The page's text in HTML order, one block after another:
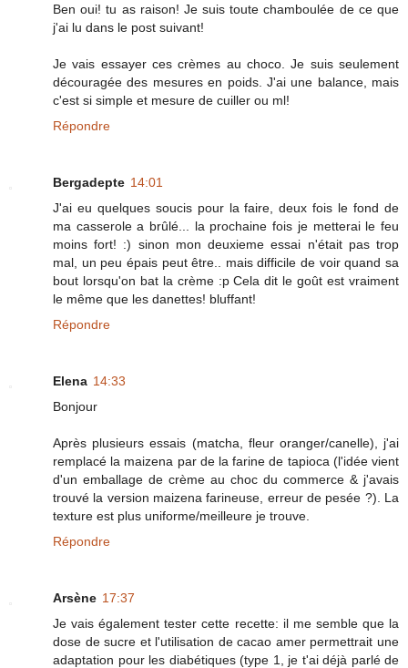
Ben oui! tu as raison! Je suis toute chamboulée de ce que
j'ai lu dans le post suivant!
Je vais essayer ces crèmes au choco. Je suis seulement
découragée des mesures en poids. J'ai une balance, mais
c'est si simple et mesure de cuiller ou ml!
Répondre
Bergadepte 14:01
J'ai eu quelques soucis pour la faire, deux fois le fond de
ma casserole a brûlé... la prochaine fois je metterai le feu
moins fort! :) sinon mon deuxieme essai n'était pas trop
mal, un peu épais peut être.. mais difficile de voir quand sa
bout lorsqu'on bat la crème :p Cela dit le goût est vraiment
le même que les danettes! bluffant!
Répondre
Elena 14:33
Bonjour
Après plusieurs essais (matcha, fleur oranger/canelle), j'ai
remplacé la maizena par de la farine de tapioca (l'idée vient
d'un emballage de crème au choc du commerce & j'avais
trouvé la version maizena farineuse, erreur de pesée ?). La
texture est plus uniforme/meilleure je trouve.
Répondre
Arsène 17:37
Je vais également tester cette recette: il me semble que la
dose de sucre et l'utilisation de cacao amer permettrait une
adaptation pour les diabétiques (type 1, je t'ai déjà parlé de